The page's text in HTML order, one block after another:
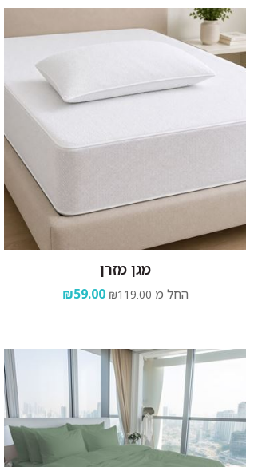
מגן מזרן
החל מ ₪119.00
₪59.00